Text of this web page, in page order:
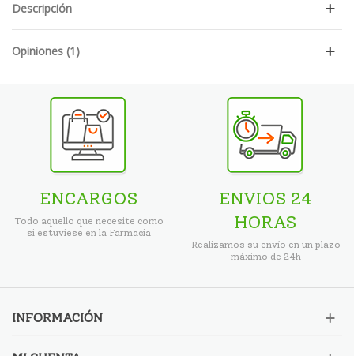
Descripción
Opiniones (1)
ENCARGOS
Todo aquello que necesite como
si estuviese en la Farmacia
ENVIOS 24
HORAS
Realizamos su envío en un plazo
máximo de 24h
INFORMACIÓN